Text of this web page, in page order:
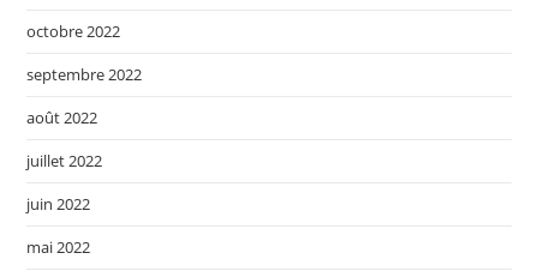
octobre 2022
septembre 2022
août 2022
juillet 2022
juin 2022
mai 2022